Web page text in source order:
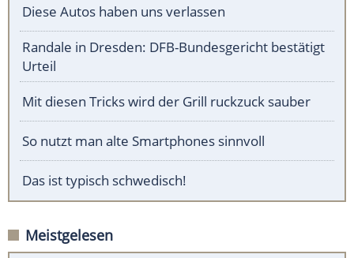
Diese Autos haben uns verlassen
Randale in Dresden: DFB-Bundesgericht bestätigt
Urteil
Mit diesen Tricks wird der Grill ruckzuck sauber
So nutzt man alte Smartphones sinnvoll
Das ist typisch schwedisch!
Meistgelesen